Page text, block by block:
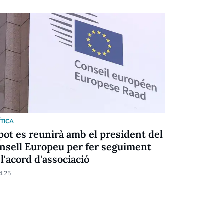
es reunirà amb el president del
Europeu per fer seguiment
d'associació